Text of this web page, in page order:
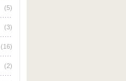
(5)
(3)
(16)
(2)